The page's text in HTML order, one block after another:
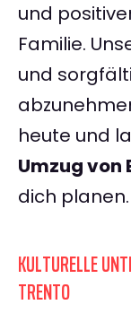
und
Familie.
und
heute und
Umzug von
dich planen.
KULTURELLE
TRENTO